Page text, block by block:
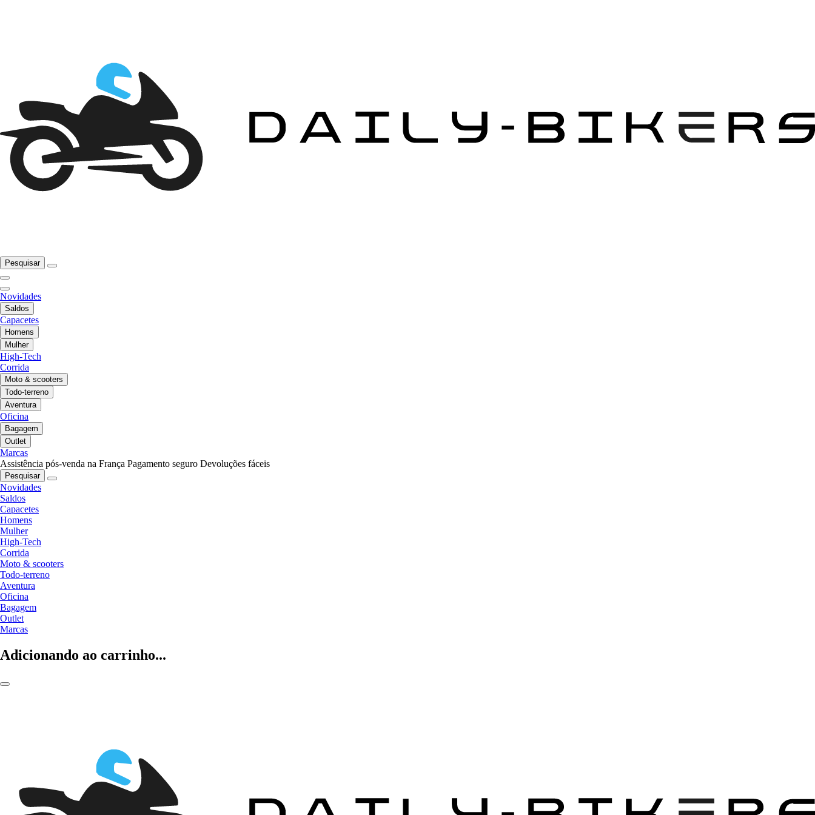
Pesquisar
Novidades
Saldos
Capacetes
Homens
Mulher
High-Tech
Corrida
Moto & scooters
Todo-terreno
Aventura
Oficina
Bagagem
Outlet
Marcas
Assistência pós-venda na França Pagamento seguro Devoluções fáceis
Pesquisar
Novidades
Saldos
Capacetes
Homens
Mulher
High-Tech
Corrida
Moto & scooters
Todo-terreno
Aventura
Oficina
Bagagem
Outlet
Marcas
Adicionando ao carrinho...